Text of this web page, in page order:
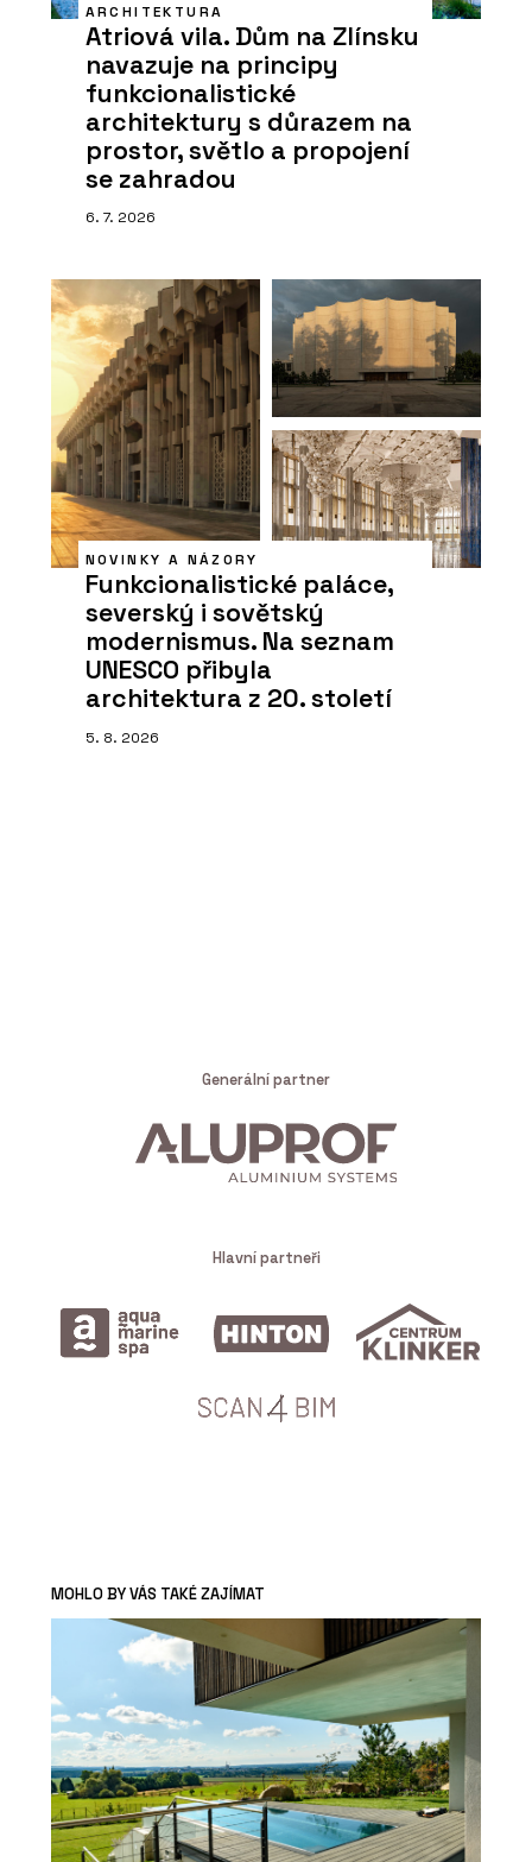
ARCHITEKTURA
Atriová vila. Dům na Zlínsku
navazuje na principy
funkcionalistické
architektury s důrazem na
prostor, světlo a propojení
se zahradou
6. 7. 2026
NOVINKY A NÁZORY
Funkcionalistické paláce,
severský i sovětský
modernismus. Na seznam
UNESCO přibyla
architektura z 20. století
5. 8. 2026
Generální partner
Hlavní partneři
MOHLO BY VÁS TAKÉ ZAJÍMAT